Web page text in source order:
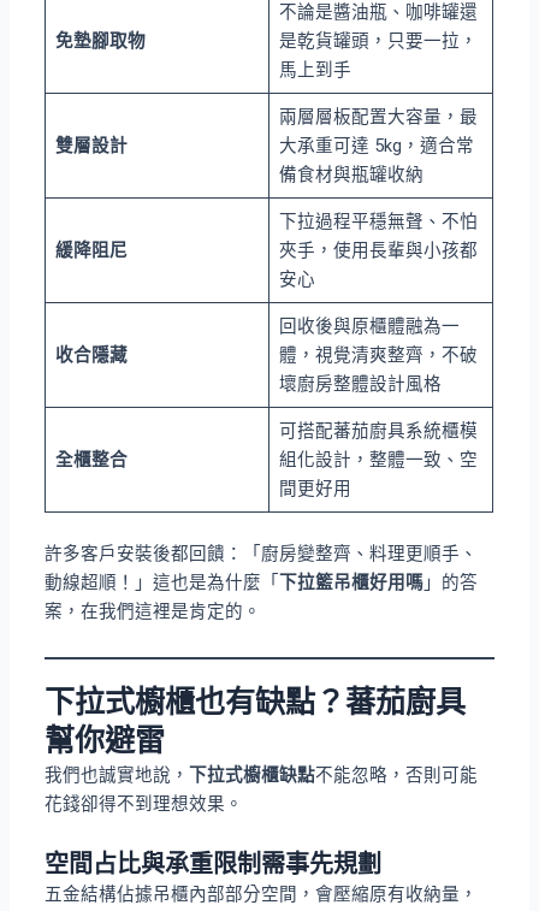
免墊腳取物
不論是醬油瓶、咖啡罐還
是乾貨罐頭，只要一拉，
馬上到手
雙層設計
兩層層板配置大容量，最
大承重可達 5kg，適合常
備食材與瓶罐收納
緩降阻尼
下拉過程平穩無聲、不怕
夾手，使用長輩與小孩都
安心
收合隱藏
回收後與原櫃體融為一
體，視覺清爽整齊，不破
壞廚房整體設計風格
全櫃整合
可搭配蕃茄廚具系統櫃模
組化設計，整體一致、空
間更好用
許多客戶安裝後都回饋：「廚房變整齊、料理更順手、
動線超順！」這也是為什麼「
下拉籃吊櫃好用嗎 」的答
案，在我們這裡是肯定的。
下拉式櫥櫃也有缺點？蕃茄廚具
幫你避雷
我們也誠實地說，下拉式櫥櫃缺點不能忽略，否則可能
花錢卻得不到理想效果。
空間占比與承重限制需事先規劃
五金結構佔據吊櫃內部部分空間，會壓縮原有收納量，